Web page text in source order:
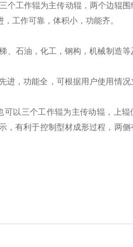
个工作辊为主传动辊，两个边辊围
工作可靠，体积小，功能齐。
、石油，化工，钢构，机械制造等
进，功能全，可根据用户使用情况
以三个工作辊为主传动辊，上辊
，有利于控制型材成形过程，两侧